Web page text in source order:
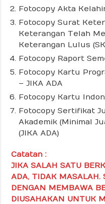
Fotocopy Akta
Fotocopy Surat
Keterangan Telah
Keterangan Lulus
Fotocopy Raport
Fotocopy Kartu
– JIKA ADA
Fotocopy Kartu
Fotocopy Sertifikat
Akademik (Minimal
(JIKA ADA)
Catatan :
JIKA SALAH SATU
ADA, TIDAK MASALAH.
DENGAN MEMBAWA
DIUSAHAKAN UNTUK